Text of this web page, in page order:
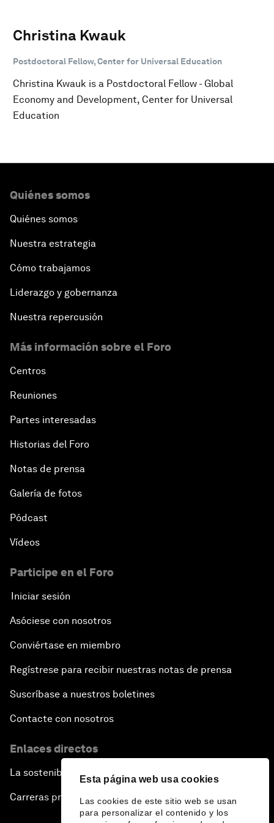
Esta página web usa cookies
Las cookies de este sitio web se usan
para personalizar el contenido y los
Christina Kwauk
Postdoctoral Fellow, Center for Universal Education
Christina Kwauk is a Postdoctoral Fellow - Global
Economy and Development, Center for Universal
Education
Quiénes somos
Quiénes somos
Nuestra estrategia
Cómo trabajamos
Liderazgo y gobernanza
Nuestra repercusión
Más información sobre el Foro
Centros
Reuniones
Partes interesadas
Historias del Foro
Notas de prensa
Galería de fotos
Pódcast
Vídeos
Participe en el Foro
Iniciar sesión
Asóciese con nosotros
Conviértase en miembro
Regístrese para recibir nuestras notas de prensa
Suscríbase a nuestros boletines
Contacte con nosotros
Enlaces directos
La sostenibilidad en el Foro
Carreras profesionales